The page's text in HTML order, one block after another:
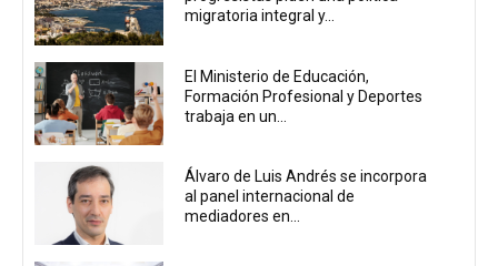
migratoria integral y...
El Ministerio de Educación,
Formación Profesional y Deportes
trabaja en un...
Álvaro de Luis Andrés se incorpora
al panel internacional de
mediadores en...